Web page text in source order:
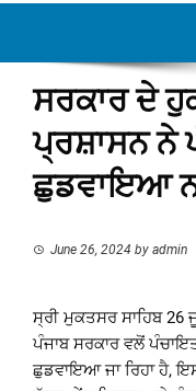
ਸਰਕਾਰ ਦੇ
ਪ੍ਰਸ਼ਾਸਨ ਨੇ
ਛੁਡਵਾਇਆ
June 26, 2024 by admin
ਸ੍ਰੀ ਮੁਕਤਸਰ ਸਾਹਿਬ 26
ਪੰਜਾਬ ਸਰਕਾਰ ਵਲੋਂ
ਛੁਡਵਾਇਆ ਜਾ ਰਿਹਾ ਹੈ,